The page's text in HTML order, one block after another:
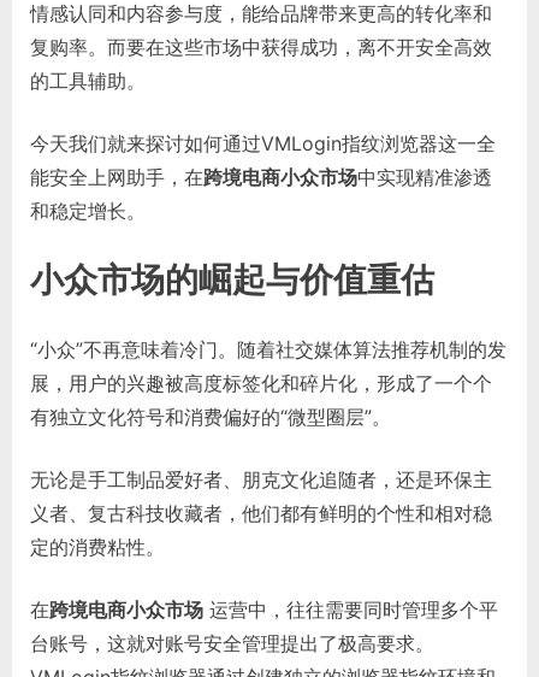
情感认同和内容参与度，能给品牌带来更高的转化率和
复购率。而要在这些市场中获得成功，离不开安全高效
的工具辅助。
今天我们就来探讨如何通过VMLogin指纹浏览器这一全
能安全上网助手，在跨境电商小众市场中实现精准渗透
和稳定增长。
小众市场的崛起与价值重估
“小众”不再意味着冷门。随着社交媒体算法推荐机制的发
展，用户的兴趣被高度标签化和碎片化，形成了一个个
有独立文化符号和消费偏好的“微型圈层”。
无论是手工制品爱好者、朋克文化追随者，还是环保主
义者、复古科技收藏者，他们都有鲜明的个性和相对稳
定的消费粘性。
在跨境电商小众市场 运营中，往往需要同时管理多个平
台账号，这就对账号安全管理提出了极高要求。